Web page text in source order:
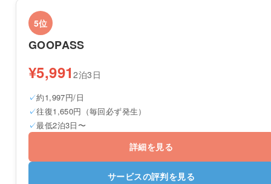
5位
GOOPASS
¥5,9912泊3日
約1,997円/日
往復1,650円（毎回必ず発生）
最低2泊3日〜
詳細を見る
サービスの評判を見る